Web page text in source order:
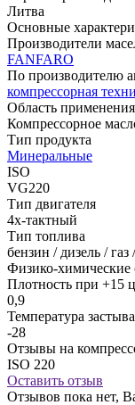
Литва
Основные
Производители
FANFARO
По производителю
компрессорная
Область применения
Компрессорное
Тип продукта
Минеральные
ISO
VG220
Тип двигателя
4х-тактный
Тип топлива
бензин / дизель /
Физико-химические
Плотность при +15
0,9
Температура
-28
Отзывы на
ISO 220
Оставить отзыв
Отзывов пока нет,